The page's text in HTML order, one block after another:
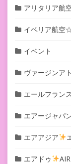
アリタリア航
イベリア航空
イベント
ヴァージンア
エールフランス
エアージャパ
エアアジア
エアドゥ